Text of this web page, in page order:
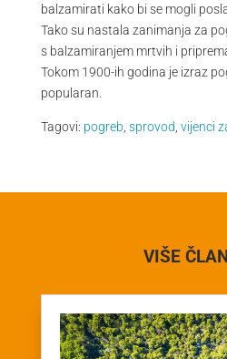
balzamirati kako bi se mogli
Tako su nastala zanimanja za
s balzamiranjem mrtvih i
Tokom 1900-ih godina je izraz
popularan.
Tagovi: pogreb sprovod vijenci
VIŠE